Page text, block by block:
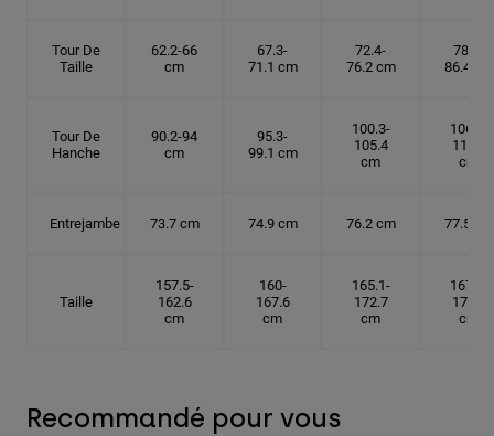
Tour De
Taille
62.2-66
cm
67.3-
71.1 cm
72.4-
76.2 cm
78.7-
86.4 cm
Tour De
Hanche
90.2-94
cm
95.3-
99.1 cm
100.3-
105.4
cm
106.7-
114.3
cm
Entrejambe 73.7 cm 74.9 cm 76.2 cm 77.5 cm
Taille
157.5-
162.6
cm
160-
167.6
cm
165.1-
172.7
cm
167.6-
175.3
cm
Recommandé pour vous